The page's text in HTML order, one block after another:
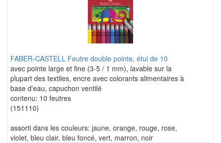
FABER-CASTELL Feutre double pointe, étui de 10
avec pointe large et fine (3-5 / 1 mm), lavable sur la
plupart des textiles, encre avec colorants alimentaires à
base d'eau, capuchon ventilé
contenu: 10 feutres
(151110)
assorti dans les couleurs: jaune, orange, rouge, rose,
violet, bleu clair, bleu foncé, vert, marron, noir